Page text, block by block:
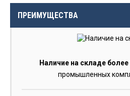
ПРЕИМУЩЕСТВА
Наличие на складе
промышленных